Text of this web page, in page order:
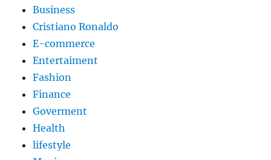
Business
Cristiano Ronaldo
E-commerce
Entertaiment
Fashion
Finance
Goverment
Health
lifestyle